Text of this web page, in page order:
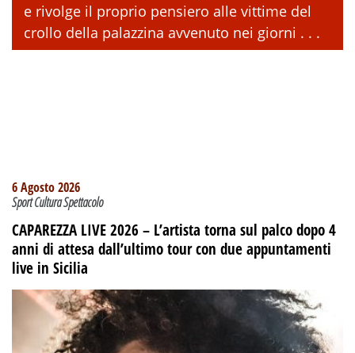
e rivolge il proprio pensiero alle vittime del
crollo della palazzina avvenuto nei giorni . . .
6 Agosto 2026
Sport Cultura Spettacolo
CAPAREZZA LIVE 2026 – L’artista torna sul palco dopo 4
anni di attesa dall’ultimo tour con due appuntamenti
live in Sicilia